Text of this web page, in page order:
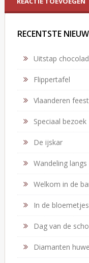
RECENTSTE
Uitstap
Flippertafel
Vlaanderen feest
Speciaal bezoek
De ijskar
Wandeling
Welkom in de
In de bloemetjes
Dag van de
Diamanten